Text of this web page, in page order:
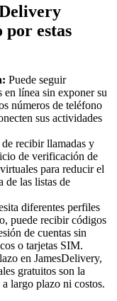
estas
Puede seguir
en línea sin exponer su
números de teléfono
sus actividades
de recibir llamadas y
de verificación de
para reducir el
de las listas de
diferentes perfiles
puede recibir códigos
de cuentas sin
o tarjetas SIM.
en JamesDelivery,
gratuitos son la
largo plazo ni costos.